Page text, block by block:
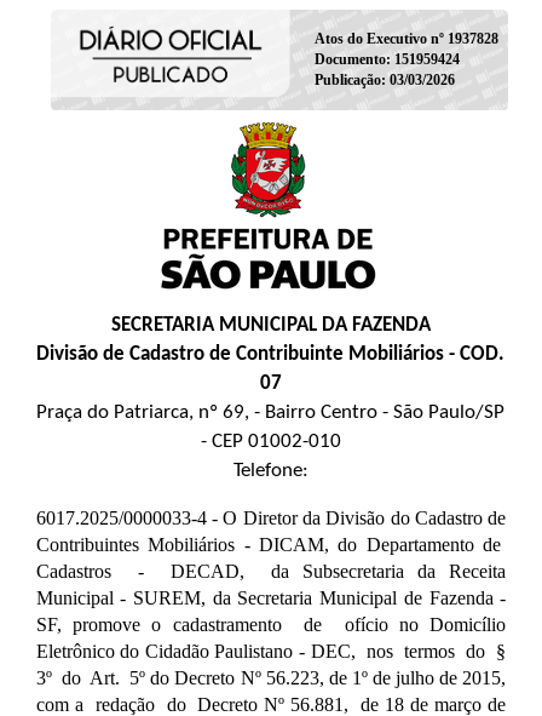
Atos do Executivo nº 1937828
Documento: 151959424
Publicação: 03/03/2026
SECRETARIA MUNICIPAL DA FAZENDA
Divisão de Cadastro de Contribuinte Mobiliários - COD.
07
Praça do Patriarca, nº 69, - Bairro Centro - São Paulo/SP
- CEP 01002-010
Telefone:
6017.2025/0000033-4 - O Diretor da Divisão do Cadastro de
Contribuintes Mobiliários - DICAM, do Departamento de
Cadastros - DECAD, da Subsecretaria da Receita
Municipal - SUREM, da Secretaria Municipal de Fazenda -
SF, promove o cadastramento de ofício no Domicílio
Eletrônico do Cidadão Paulistano - DEC, nos termos do §
3º do Art. 5º do Decreto Nº 56.223, de 1º de julho de 2015,
com a redação do Decreto Nº 56.881, de 18 de março de